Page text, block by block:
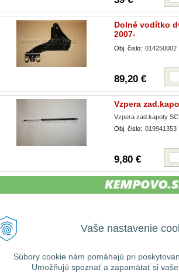
Vaše nastavenie
Súbory cookie nám pomáhajú pri
Umožňujú spoznať a zapamätať si
Dolné vodítko
2007-
Obj. čislo: 014250002
89,20 €
Vzpera
Vzpera zad.kapoty
Obj. čislo: 019941353
9,80 €
VŠEOBECNÉ
Ako nakupovať
Informácie
Obchodné podmienky
UŽITOČNÉ
Registrácia
Zabudnuté